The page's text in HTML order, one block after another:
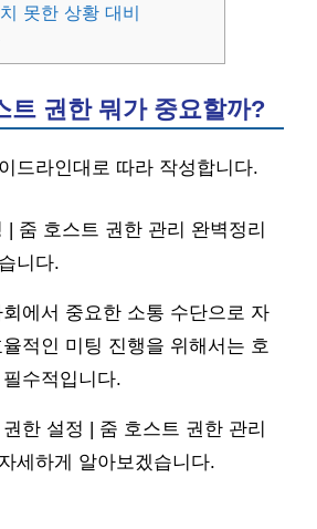
못한 상황 대비
트 권한 뭐가 중요할까?
드라인대로 따라 작성합니다.
| 줌 호스트 권한 관리 완벽정리
니다.
에서 중요한 소통 수단으로 자
적인 미팅 진행을 위해서는 호
수적입니다.
한 설정 | 줌 호스트 권한 관리
세하게 알아보겠습니다.